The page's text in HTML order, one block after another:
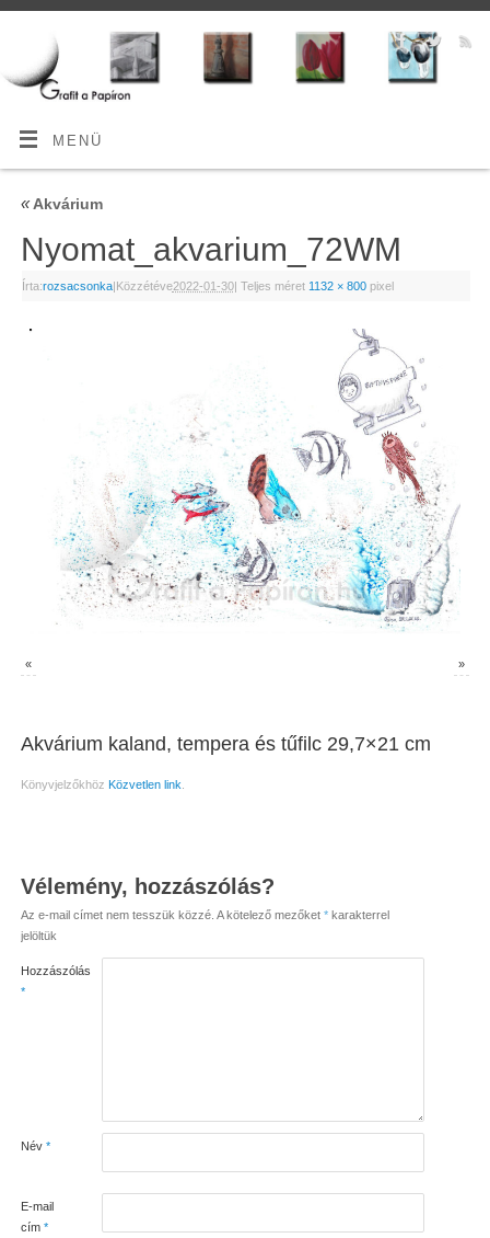
MENÜ
«Akvárium
Nyomat_akvarium_72WM
Írta:rozsacsonka|Közzétéve2022-01-30| Teljes méret 1132 × 800pixel
« »
Akvárium kaland, tempera és tűfilc 29,7×21 cm
Könyvjelzőkhöz Közvetlen link
Vélemény, hozzászólás?
Az e-mail címet nem tesszük közzé. A kötelező mezőket *karakterrel
jelöltük
Hozzászólás
*
Név *
E-mail
cím *